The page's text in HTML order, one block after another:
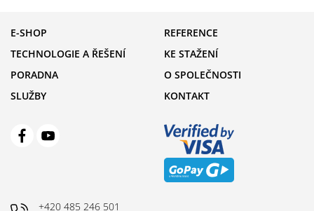
E-SHOP
TECHNOLOGIE A ŘEŠENÍ
PORADNA
SLUŽBY
REFERENCE
KE STAŽENÍ
O SPOLEČNOSTI
KONTAKT
+420 485 246 501